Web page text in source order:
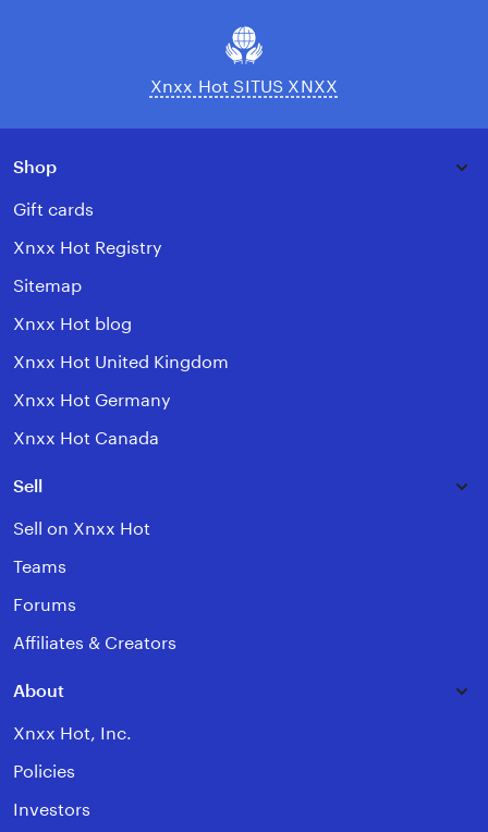
Xnxx Hot SITUS XNXX
Shop
Gift cards
Xnxx Hot Registry
Sitemap
Xnxx Hot blog
Xnxx Hot United Kingdom
Xnxx Hot Germany
Xnxx Hot Canada
Sell
Sell on Xnxx Hot
Teams
Forums
Affiliates & Creators
About
Xnxx Hot, Inc.
Policies
Investors